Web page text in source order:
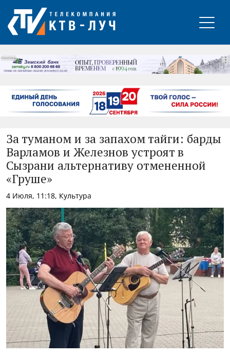
РЕКЛАМА
За туманом и за запахом тайги: барды
Варламов и Железнов устроят в
Сызрани альтернативу отмененной
«Груше»
4 Июля, 11:18, Культура